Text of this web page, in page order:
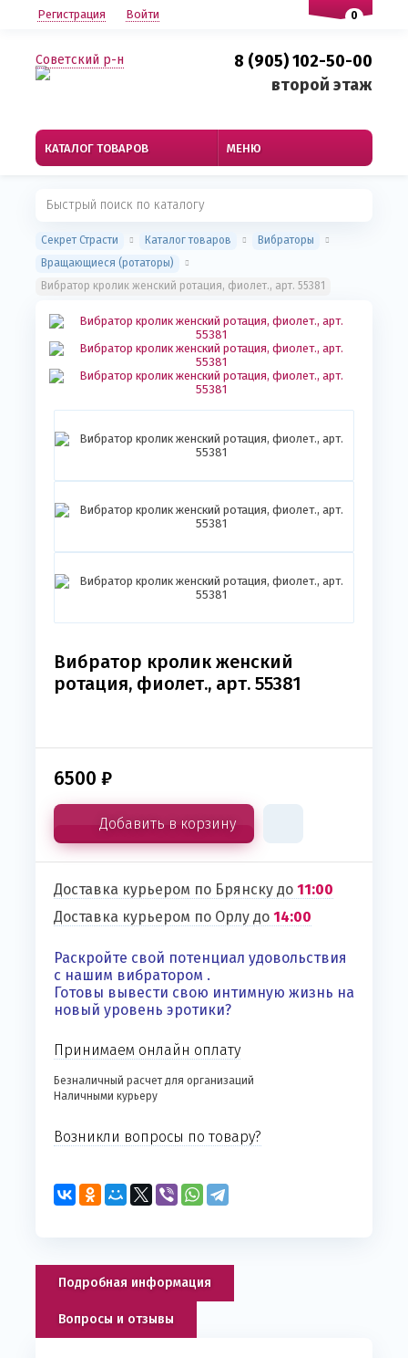
8 (905) 102-50-00
второй этаж
Советский р-н
Регистрация Войти
КАТАЛОГ ТОВАРОВ МЕНЮ
Секрет Страсти Каталог товаров
Вибраторы
Вращающиеся (ротаторы)
Вибратор кролик женский ротация, фиолет., арт. 55381
Вибратор кролик женский
ротация, фиолет., арт. 55381
6500 ₽
Добавить в корзину
Доставка курьером по Брянску до 11:00
Доставка курьером по Орлу до 14:00
Раскройте свой потенциал удовольствия
с нашим вибратором .
Готовы вывести свою интимную жизнь на
новый уровень эротики?
Принимаем онлайн оплату
Безналичный расчет для организаций
Наличными курьеру
Возникли вопросы по товару?
Подробная информация
Вопросы и отзывы
0